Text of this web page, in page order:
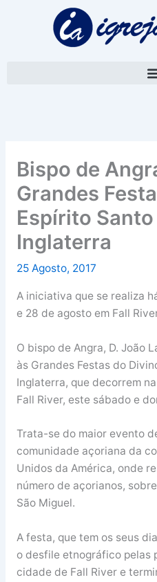
Bispo de
Grandes
Espírito
Inglaterra
25 Agosto, 2017
A iniciativa que se realiza
e 28 de agosto em Fall
O bispo de Angra, D. João
às Grandes Festas do
Inglaterra, que decorrem
Fall River, este sábado e
Trata-se do maior evento
comunidade açoriana da
Unidos da América, onde
número de açorianos,
São Miguel.
A festa, que tem os seus
o desfile etnográfico pelas
cidade de Fall River e